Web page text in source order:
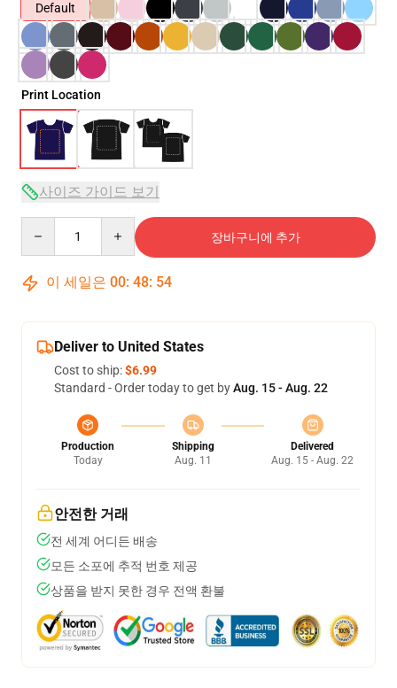
Default
Print Location
사이즈 가이드 보기
장바구니에 추가
이 세일은 00: 48: 53
Deliver to United States
Cost to ship:$6.99
Standard - Order today to get byAug. 15 - Aug. 22
Production
Today
Shipping
Aug. 11
Delivered
Aug. 15 - Aug. 22
안전한 거래
전 세계 어디든 배송
모든 소포에 추적 번호 제공
상품을 받지 못한 경우 전액 환불